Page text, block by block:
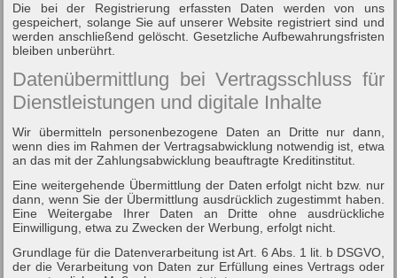
Die bei der Registrierung erfassten Daten werden von uns
gespeichert, solange Sie auf unserer Website registriert sind und
werden anschließend gelöscht. Gesetzliche Aufbewahrungsfristen
bleiben unberührt.
Datenübermittlung bei Vertragsschluss für
Dienstleistungen und digitale Inhalte
Wir übermitteln personenbezogene Daten an Dritte nur dann,
wenn dies im Rahmen der Vertragsabwicklung notwendig ist, etwa
an das mit der Zahlungsabwicklung beauftragte Kreditinstitut.
Eine weitergehende Übermittlung der Daten erfolgt nicht bzw. nur
dann, wenn Sie der Übermittlung ausdrücklich zugestimmt haben.
Eine Weitergabe Ihrer Daten an Dritte ohne ausdrückliche
Einwilligung, etwa zu Zwecken der Werbung, erfolgt nicht.
Grundlage für die Datenverarbeitung ist Art. 6 Abs. 1 lit. b DSGVO,
der die Verarbeitung von Daten zur Erfüllung eines Vertrags oder